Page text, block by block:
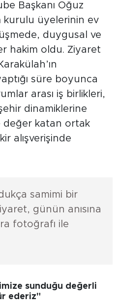
Başkanı Oğuz
kurulu üyelerinin ev
duygusal ve
hakim oldu. Ziyaret
süre boyunca
arası iş birlikleri,
dinamiklerine
değer katan ortak
alışverişinde
samimi bir
günün anısına
fotoğrafı ile
sunduğu değerli
ederiz"